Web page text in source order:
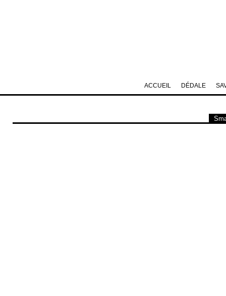
DÉDALE
ACCUEIL